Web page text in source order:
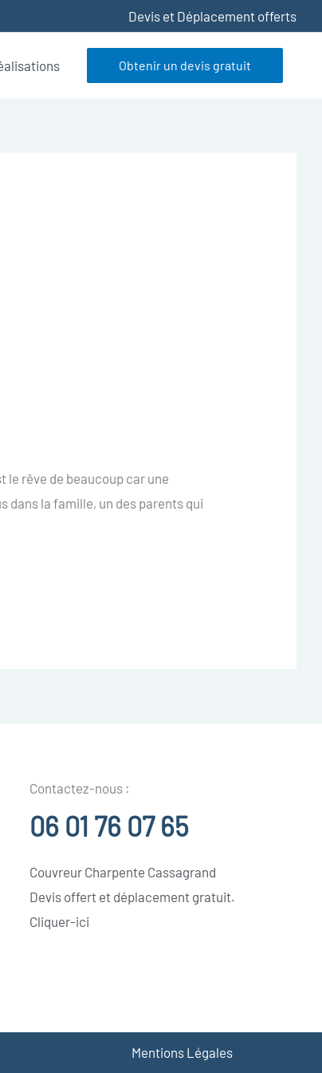
Devis et Déplacement offerts
Obtenir un devis gratuit
le rêve de beaucoup car une
dans la famille, un des parents qui
Contactez-nous :
06 01 76 07 65
Couvreur Charpente Cassagrand
Devis offert et déplacement gratuit.
Cliquer-ici
Mentions Légales